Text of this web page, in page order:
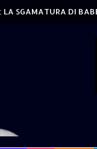
LA SGAMATURA DI